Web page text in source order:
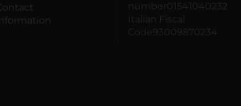
information
number01541040232
Italian Fiscal
Code93009870234